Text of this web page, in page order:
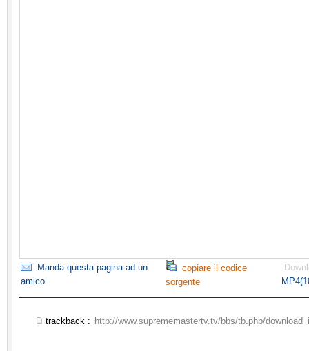
Manda questa pagina ad un
amico
copiare il codice
sorgente
trackback : http://www.suprememastertv.tv/bbs/tb.php/